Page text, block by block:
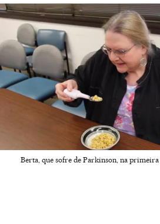
Berta, que sofre de Parkinson, na